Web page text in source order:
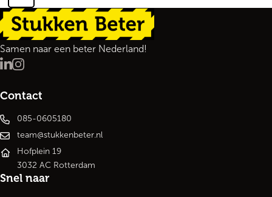
Terug naar de startpagina
Samen naar een beter Nederland!
LinkedIn
Instagram
Contact
085-0605180
team@stukkenbeter.nl
Hofplein 19
3032 AC Rotterdam
Snel naar